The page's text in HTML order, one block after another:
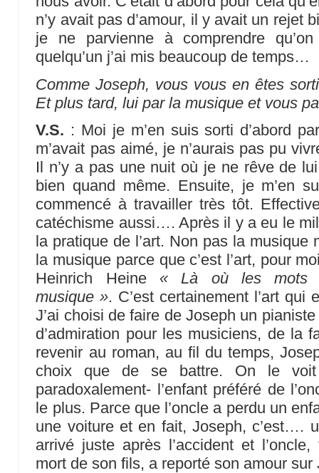
n’y avait pas d’amour, il y avait un rejet
je ne parvienne à comprendre
quelqu’un j’ai mis beaucoup de temps…
Comme Joseph, vous vous en êtes
Et plus tard, lui par la musique et vous
V.S. : Moi je m’en suis sorti d’abord
m’avait pas aimé, je n’aurais pas pu
Il n’y a pas une nuit où je ne rêve de
bien quand même. Ensuite, je m’en
commencé à travailler très tôt.
catéchisme aussi…. Après il y a eu le
la pratique de l’art. Non pas la musique
la musique parce que c’est l’art, pour
Heinrich Heine « Là où les mots
musique ». C’est certainement l’art qui
J’ai choisi de faire de Joseph un
d’admiration pour les musiciens, de la
revenir au roman, au fil du temps,
choix que de se battre. On le voit
paradoxalement- l’enfant préféré de
le plus. Parce que l’oncle a perdu un
une voiture et en fait, Joseph, c’est….
arrivé juste après l’accident et
mort de son fils, a reporté son amour sur